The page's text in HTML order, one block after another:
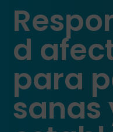
d
para
sanas